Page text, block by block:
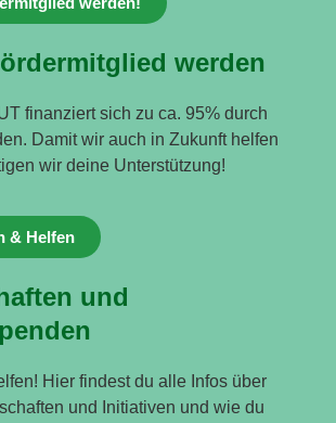
werden
finanziert sich zu ca. 95% durch
Damit wir auch in Zukunft helfen
wir deine Unterstützung!
& Helfen
und
Hier findest du alle Infos über
und Initiativen und wie du